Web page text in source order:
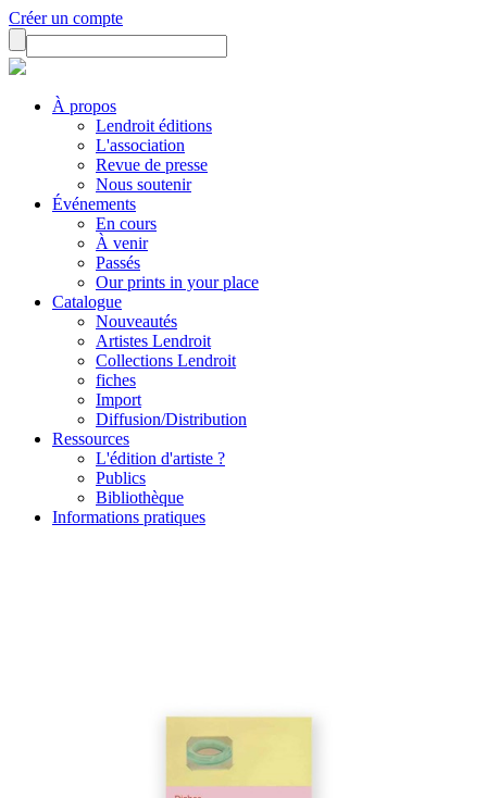
Créer un compte
À propos
Lendroit éditions
L'association
Revue de presse
Nous soutenir
Événements
En cours
À venir
Passés
Our prints in your place
Catalogue
Nouveautés
Artistes Lendroit
Collections Lendroit
fiches
Import
Diffusion/Distribution
Ressources
L'édition d'artiste ?
Publics
Bibliothèque
Informations pratiques